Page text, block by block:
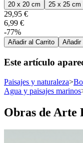
20 x 20 cm 25 x 25 cm
29,95 €
6,99 €
-77%
Añadir al Carrito Añadir
Este artículo
Paisajes y naturaleza>
Agua y paisajes marinos
Obras de Arte